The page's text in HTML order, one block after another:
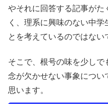
やそれに回答する記事が
く、理系に興味のない中
とを考えているのではない
そこで、根号の味を少し
念が欠かせない事象につい
思います。